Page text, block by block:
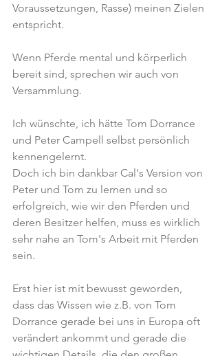
Voraussetzungen, Rasse) meinen Zielen
entspricht.
Wenn Pferde mental und körperlich
bereit sind, sprechen wir auch von
Versammlung.
Ich wünschte, ich hätte Tom Dorrance
und Peter Campell selbst persönlich
kennengelernt.
Doch ich bin dankbar Cal's Version von
Peter und Tom zu lernen und so
erfolgreich, wie wir den Pferden und
deren Besitzer helfen, muss es wirklich
sehr nahe an Tom's Arbeit mit Pferden
sein.
Erst hier ist mit bewusst geworden,
dass das Wissen wie z.B. von Tom
Dorrance gerade bei uns in Europa oft
verändert ankommt und gerade die